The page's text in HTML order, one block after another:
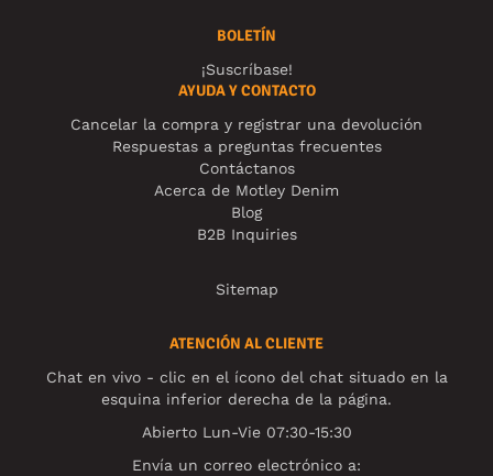
BOLETÍN
¡Suscríbase!
AYUDA Y CONTACTO
Cancelar la compra y registrar una devolución
Respuestas a preguntas frecuentes
Contáctanos
Acerca de Motley Denim
Blog
B2B Inquiries
Sitemap
ATENCIÓN AL CLIENTE
Chat en vivo - clic en el ícono del chat situado en la
esquina inferior derecha de la página.
Abierto Lun-Vie 07:30-15:30
Envía un correo electrónico a: